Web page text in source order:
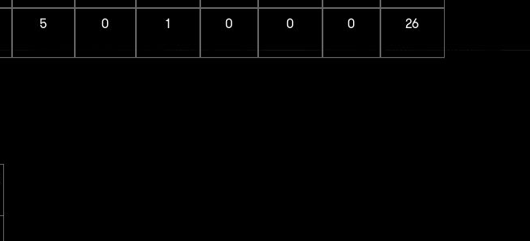
5 0 1 0 0 0 26